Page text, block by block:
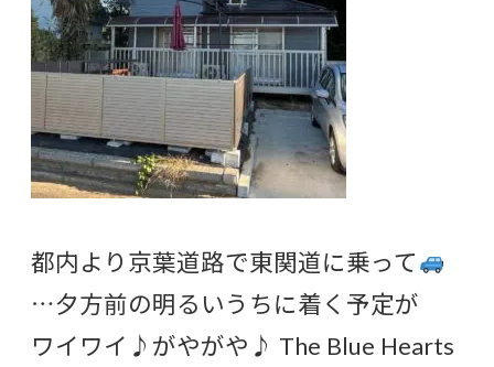
都内より京葉道路で東関道に乗って
…夕方前の明るいうちに着く予定が
ワイワイ♪がやがや♪ The Blue Hearts